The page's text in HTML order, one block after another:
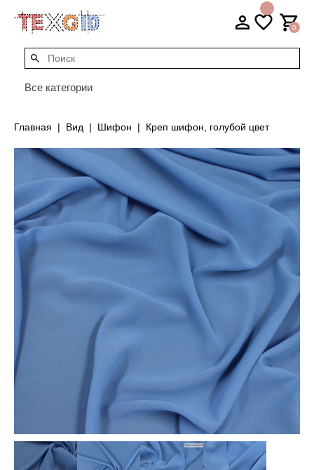
0
Все категории
Главная Вид Шифон Креп шифон, голубой цвет